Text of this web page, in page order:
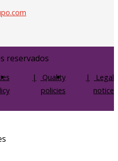
reservados
Quality
policies
Legal
notice